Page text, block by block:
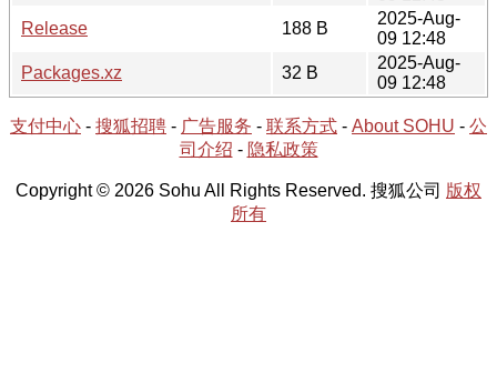
Release
188 B
2025-Aug-
09 12:48
Packages.xz
32 B
2025-Aug-
09 12:48
支付中心 - 搜狐招聘 - 广告服务 - 联系方式 - About SOHU - 公
司介绍 - 隐私政策
Copyright © 2026 Sohu All Rights Reserved. 搜狐公司 版权
所有